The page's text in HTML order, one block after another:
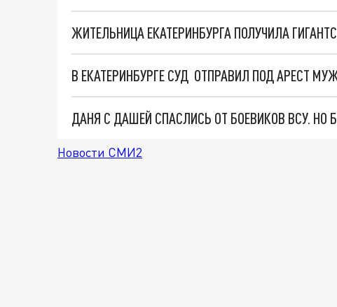
ЖИТЕЛЬНИЦА ЕКАТЕРИНБУРГА ПОЛУЧИЛА
ДАНЯ С ДАШЕЙ СПАСЛИСЬ ОТ БОЕВИКОВ ВСУ.
Новости СМИ2